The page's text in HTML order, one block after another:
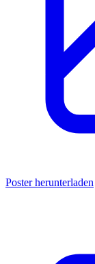
Poster herunterladen